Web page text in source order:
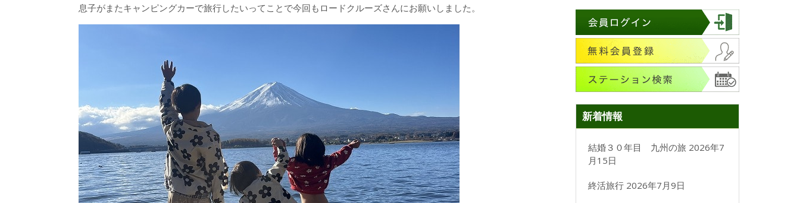
息子がまたキャンピングカーで旅行したいってことで今回もロードクルーズさんにお願いしました。
新着情報
結婚３０年目 九州の旅 2026年7
月15日
終活旅行 2026年7月9日